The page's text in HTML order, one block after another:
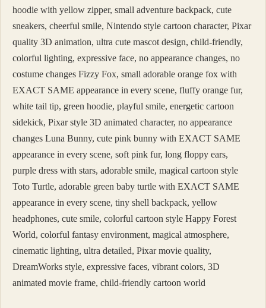
hoodie with yellow zipper, small adventure backpack, cute
sneakers, cheerful smile, Nintendo style cartoon character, Pixar
quality 3D animation, ultra cute mascot design, child-friendly,
colorful lighting, expressive face, no appearance changes, no
costume changes Fizzy Fox, small adorable orange fox with
EXACT SAME appearance in every scene, fluffy orange fur,
white tail tip, green hoodie, playful smile, energetic cartoon
sidekick, Pixar style 3D animated character, no appearance
changes Luna Bunny, cute pink bunny with EXACT SAME
appearance in every scene, soft pink fur, long floppy ears,
purple dress with stars, adorable smile, magical cartoon style
Toto Turtle, adorable green baby turtle with EXACT SAME
appearance in every scene, tiny shell backpack, yellow
headphones, cute smile, colorful cartoon style Happy Forest
World, colorful fantasy environment, magical atmosphere,
cinematic lighting, ultra detailed, Pixar movie quality,
DreamWorks style, expressive faces, vibrant colors, 3D
animated movie frame, child-friendly cartoon world